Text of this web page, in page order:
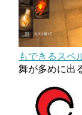
もできるスペ
舞が多めに出